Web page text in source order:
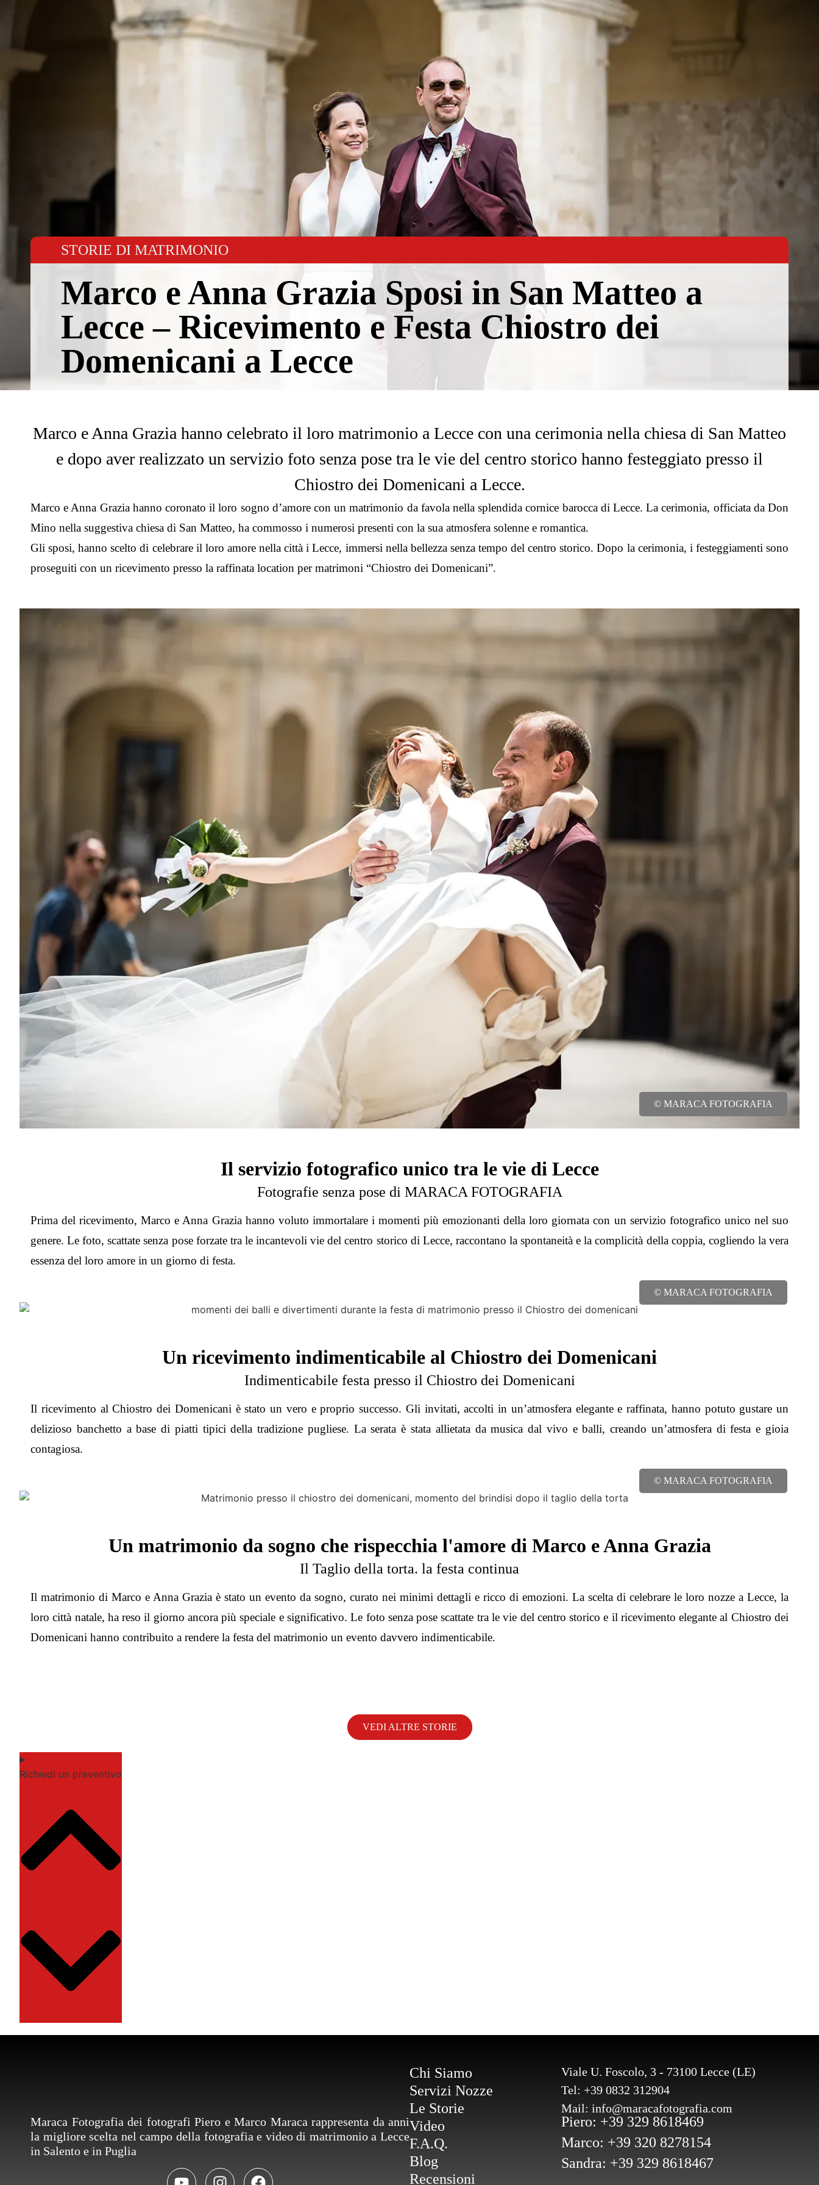
CONTATTI
STORIE DI MATRIMONIO
Marco e Anna Grazia Sposi in San Matteo a
Lecce – Ricevimento e Festa Chiostro dei
Domenicani a Lecce
Marco e Anna Grazia hanno celebrato il loro matrimonio a Lecce con una cerimonia nella chiesa di San Matteo
e dopo aver realizzato un servizio foto senza pose tra le vie del centro storico hanno festeggiato presso il
Chiostro dei Domenicani a Lecce.
Marco e Anna Grazia hanno coronato il loro sogno d’amore con un matrimonio da favola nella splendida cornice barocca di Lecce. La cerimonia, officiata da Don
Mino nella suggestiva chiesa di San Matteo, ha commosso i numerosi presenti con la sua atmosfera solenne e romantica.
Gli sposi, hanno scelto di celebrare il loro amore nella città i Lecce, immersi nella bellezza senza tempo del centro storico. Dopo la cerimonia, i festeggiamenti sono
proseguiti con un ricevimento presso la raffinata location per matrimoni “Chiostro dei Domenicani”.
© MARACA FOTOGRAFIA
Il servizio fotografico unico tra le vie di Lecce
Fotografie senza pose di MARACA FOTOGRAFIA
Prima del ricevimento, Marco e Anna Grazia hanno voluto immortalare i momenti più emozionanti della loro giornata con un servizio fotografico unico nel suo
genere. Le foto, scattate senza pose forzate tra le incantevoli vie del centro storico di Lecce, raccontano la spontaneità e la complicità della coppia, cogliendo la vera
essenza del loro amore in un giorno di festa.
© MARACA FOTOGRAFIA
Un ricevimento indimenticabile al Chiostro dei Domenicani
Indimenticabile festa presso il Chiostro dei Domenicani
Il ricevimento al Chiostro dei Domenicani è stato un vero e proprio successo. Gli invitati, accolti in un’atmosfera elegante e raffinata, hanno potuto gustare un
delizioso banchetto a base di piatti tipici della tradizione pugliese. La serata è stata allietata damusica dal vivo e balli, creando un’atmosfera di festa e gioia
contagiosa.
© MARACA FOTOGRAFIA
Un matrimonio da sogno che rispecchia l'amore di Marco e Anna Grazia
Il Taglio della torta. la festa continua
Il matrimonio di Marco e Anna Grazia è stato un evento da sogno, curato nei minimi dettagli e ricco di emozioni. La scelta di celebrare le loro nozze a Lecce, la
loro città natale, ha reso il giorno ancora più speciale e significativo.Le foto senza pose scattate tra le vie del centro storico e il ricevimento elegante al Chiostro dei
Domenicani hanno contribuito a rendere la festa del matrimonio un evento davvero indimenticabile.
VEDI ALTRE STORIE
Richiedi un preventivo
Maraca Fotografia dei fotografi Piero e Marco Maraca rappresenta da anni
la migliore scelta nel campo della fotografia e video di matrimonio a Lecce
in Salento e in Puglia
Chi Siamo
Servizi Nozze
Le Storie
Video
F.A.Q.
Blog
Recensioni
Viale U. Foscolo, 3 - 73100 Lecce (LE)
Tel: +39 0832 312904
Mail: info@maracafotografia.com
Piero: +39 329 8618469
Marco: +39 320 8278154
Sandra: +39 329 8618467